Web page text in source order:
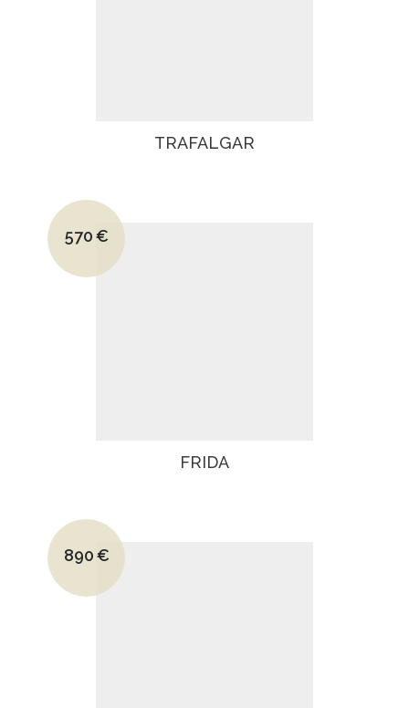
TRAFALGAR
Le prix initial était : 890€.
570€
Le prix actuel est : 570€.
FRIDA
Le prix initial était : 1390€.
890€
Le prix actuel est : 890€.